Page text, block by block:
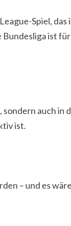
Spiel,
ist
auch in
ist.
– und es